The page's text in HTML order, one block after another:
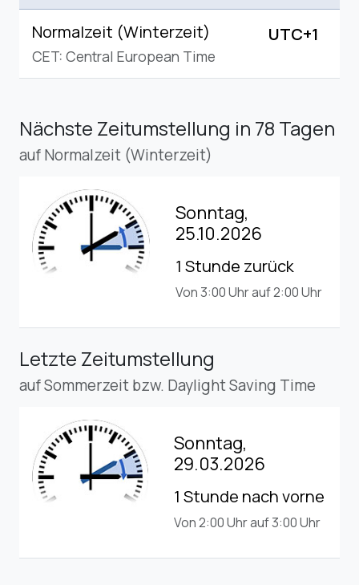
Normalzeit (Winterzeit)
CET: Central European Time
UTC+1
Nächste Zeitumstellung in 78 Tagen
auf Normalzeit (Winterzeit)
Sonntag,
25.10.2026
1 Stunde zurück
Von 3:00 Uhr auf 2:00 Uhr
Letzte Zeitumstellung
auf Sommerzeit bzw. Daylight Saving Time
Sonntag,
29.03.2026
1 Stunde nach vorne
Von 2:00 Uhr auf 3:00 Uhr